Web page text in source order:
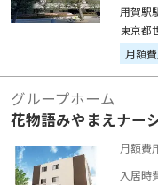
用賀駅
東京都
月額
グループホーム
花物語みやまえナー
月額費
入居時